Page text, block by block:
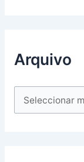
Arquivo